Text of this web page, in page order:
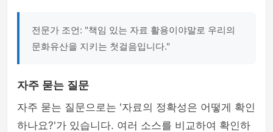
전문가 조언: "책임 있는 자료 활용이야말로 우리의
문화유산을 지키는 첫걸음입니다."
자주 묻는 질문
자주 묻는 질문으로는 '자료의 정확성은 어떻게 확인
하나요?'가 있습니다. 여러 소스를 비교하여 확인하